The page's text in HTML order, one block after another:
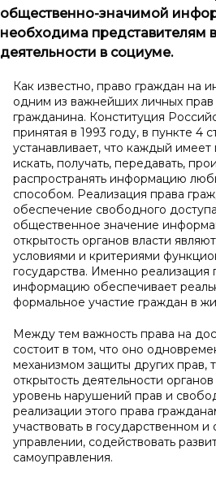
общественно-значимой
необходима представителям
деятельности в социуме.
Как известно, право граждан на
одним из важнейших личных прав
гражданина. Конституция
принятая в 1993 году, в пункте 4
устанавливает, что каждый
искать, получать, передавать,
распространять информацию
способом. Реализация права
обеспечение свободного
общественное значение
открытость органов власти
условиями и критериями
государства. Именно реализация
информацию обеспечивает
формальное участие граждан в
Между тем важность права на
состоит в том, что оно
механизмом защиты других прав,
открытость деятельности
уровень нарушений прав и
реализации этого права
участвовать в государственном
управлении, содействовать
самоуправления.